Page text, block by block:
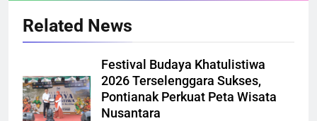
Related News
Festival Budaya Khatulistiwa
2026 Terselenggara Sukses,
Pontianak Perkuat Peta Wisata
Nusantara